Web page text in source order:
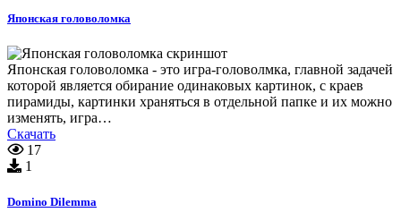
Японская головоломка
Японская головоломка - это игра-головолмка, главной задачей
которой является обирание одинаковых картинок, с краев
пирамиды, картинки храняться в отдельной папке и их можно
изменять, игра…
Скачать
17
1
Domino Dilemma